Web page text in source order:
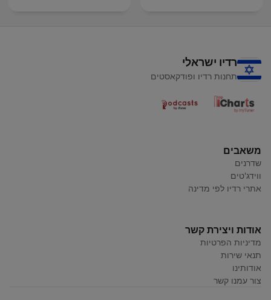
רדיו ישראלי
תחנות רדיו ופודקאסטים
משאבים
שדרנים
ווידג'טים
אתרי רדיו לפי מדינה
אודות ויצירת קשר
מדיניות הפרטיות
תנאי שירות
אודותינו
צור עמנו קשר